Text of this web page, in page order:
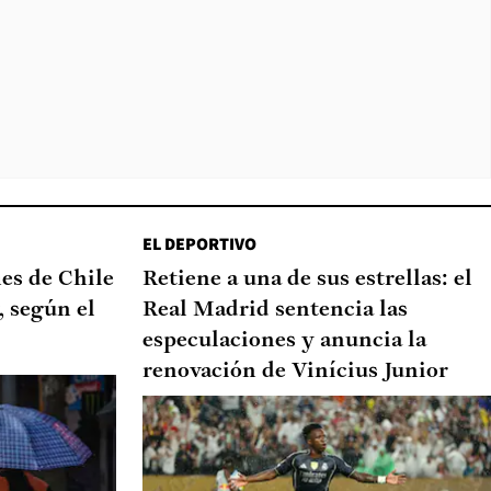
de Chile
según el
EL DEPORTIVO
Retiene a una de sus estrellas: el
Real Madrid sentencia las
especulaciones y anuncia la
renovación de Vinícius Junior